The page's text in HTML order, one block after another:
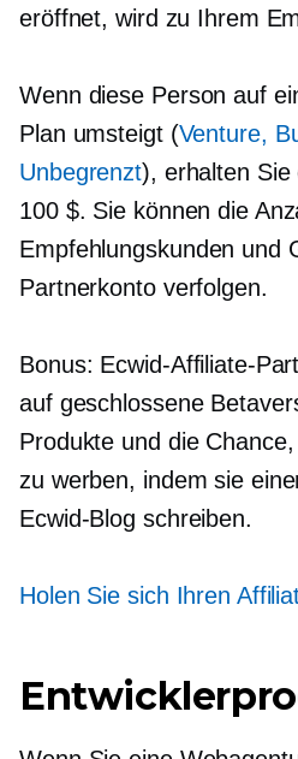
eröffnet, wird zu Ihrem
Wenn diese Person auf
Plan umsteigt (Venture,
Unbegrenzt), erhalten Sie
100 $. Sie können die
Empfehlungskunden und
Partnerkonto verfolgen.
Bonus: Ecwid-Affiliate-
auf geschlossene
Produkte und die
zu werben, indem sie
Ecwid-Blog schreiben.
Holen Sie sich Ihren